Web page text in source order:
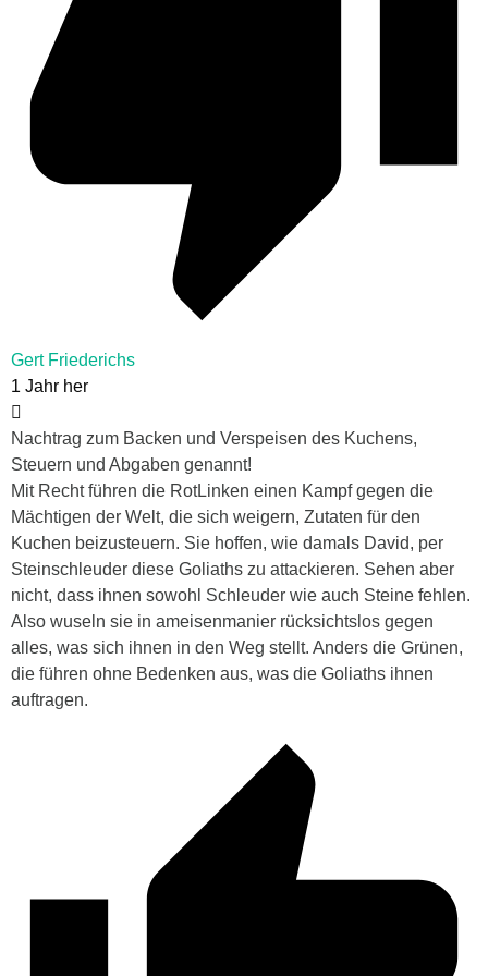
Gert Friederichs
1 Jahr her
Nachtrag zum Backen und Verspeisen des Kuchens,
Steuern und Abgaben genannt!
Mit Recht führen die RotLinken einen Kampf gegen die
Mächtigen der Welt, die sich weigern, Zutaten für den
Kuchen beizusteuern. Sie hoffen, wie damals David, per
Steinschleuder diese Goliaths zu attackieren. Sehen aber
nicht, dass ihnen sowohl Schleuder wie auch Steine fehlen.
Also wuseln sie in ameisenmanier rücksichtslos gegen
alles, was sich ihnen in den Weg stellt. Anders die Grünen,
die führen ohne Bedenken aus, was die Goliaths ihnen
auftragen.